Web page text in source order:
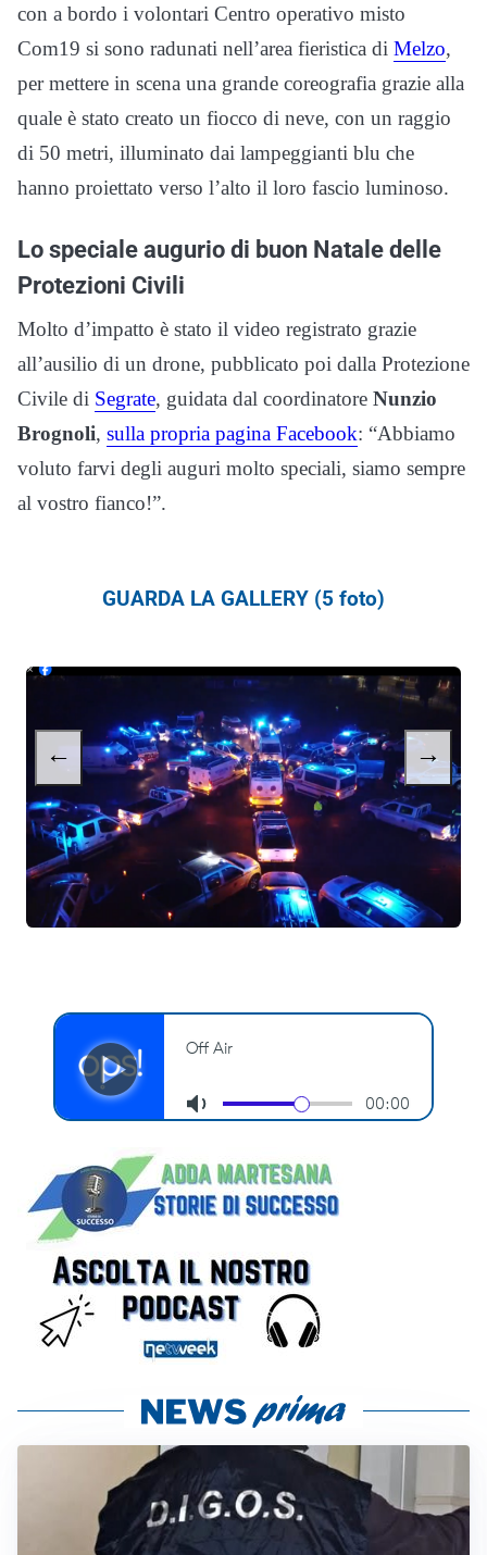
con a bordo i volontari Centro operativo misto
Com19 si sono radunati nell’area fieristica di Melzo,
per mettere in scena una grande coreografia grazie alla
quale è stato creato un fiocco di neve, con un raggio
di 50 metri, illuminato dai lampeggianti blu che
hanno proiettato verso l’alto il loro fascio luminoso.
Lo speciale augurio di buon Natale delle
Protezioni Civili
Molto d’impatto è stato il video registrato grazie
all’ausilio di un drone, pubblicato poi dalla Protezione
Civile di Segrate, guidata dal coordinatore Nunzio
Brognoli, sulla propria pagina Facebook: “Abbiamo
voluto farvi degli auguri molto speciali, siamo sempre
al vostro fianco!”.
GUARDA LA GALLERY (5 foto)
← →